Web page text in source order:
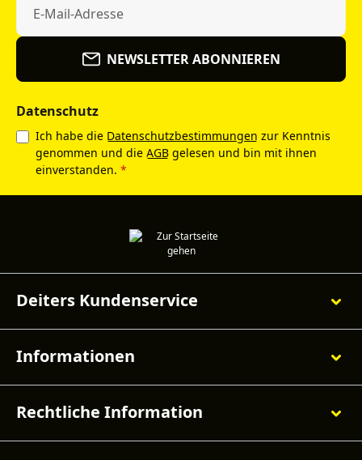
NEWSLETTER ABONNIEREN
Datenschutz
Ich habe die Datenschutzbestimmungen zur Kenntnis
genommen und die AGB gelesen und bin mit ihnen
einverstanden. *
Deiters Kundenservice
Informationen
Rechtliche Information